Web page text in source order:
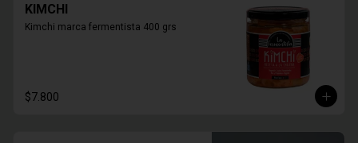
KIMCHI
Kimchi marca fermentista 400 grs
$7.800